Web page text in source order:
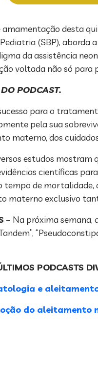
desta
(SBP),
da assistência
voltada não só para
PODCAST.
para o
pela sua
materno, dos
estudos
científicas
de mortalidade,
materno exclusivo
– Na próxima semana,
PODCASTS
e
do